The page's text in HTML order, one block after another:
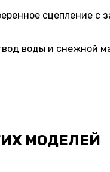
сцепление с
воды и снежной
МОДЕЛЕЙ